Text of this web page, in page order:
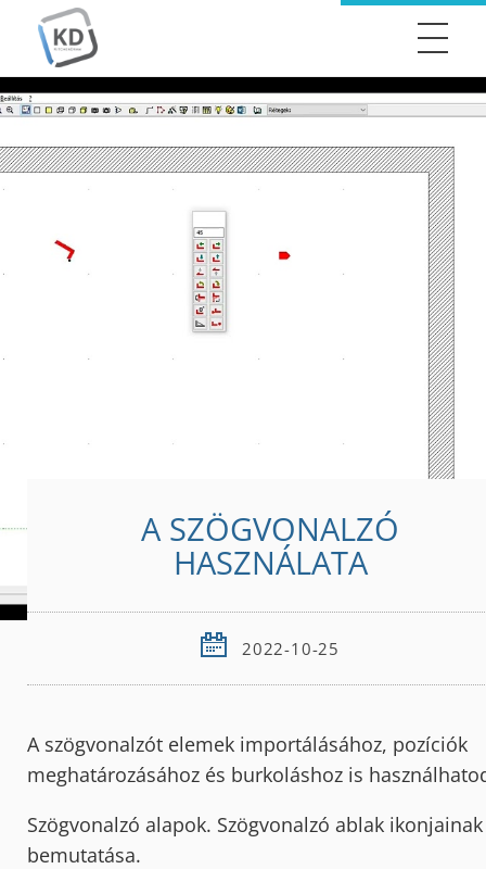
KitchenDraw
Professzionális tervezés egyszerűen, hatékonyan
A SZÖGVONALZÓ
HASZNÁLATA
2022-10-25
A szögvonalzót elemek importálásához, pozíciók
meghatározásához és burkoláshoz is
Szögvonalzó alapok. Szögvonalzó ablak ikonjainak
bemutatása.